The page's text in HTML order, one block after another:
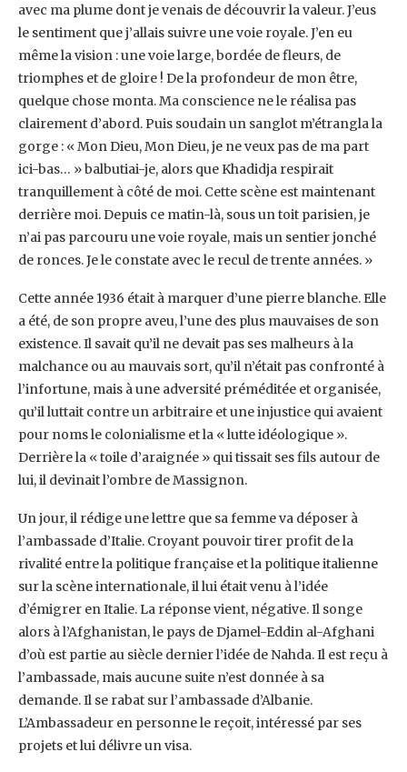
avec ma ‎plume dont je venais de découvrir la valeur. J’eus
le sentiment que j’allais suivre une voie ‎royale. J’en eu
même la vision : une voie large, bordée de fleurs, de
triomphes et de gloire ! ‎De la profondeur de mon être,
quelque chose monta. Ma conscience ne le réalisa pas
‎clairement d’abord. Puis soudain un sanglot m’étrangla la
gorge : « Mon Dieu, Mon Dieu, je ‎ne veux pas de ma part
ici-bas… » balbutiai-je, alors que Khadidja respirait
tranquillement à ‎côté de moi. Cette scène est maintenant
derrière moi. Depuis ce matin-là, sous un toit ‎parisien, je
n’ai pas parcouru une voie royale, mais un sentier jonché
de ronces. Je le ‎constate avec le recul de trente années. » ‎
Cette année 1936 était à marquer d’une pierre blanche. Elle
a été, de son propre aveu, l’une ‎des plus mauvaises de son
existence. Il savait qu’il ne devait pas ses malheurs à la
‎malchance ou au mauvais sort, qu’il n’était pas confronté à
l’infortune, mais à une adversité ‎préméditée et organisée,
qu’il luttait contre un arbitraire et une injustice qui avaient
pour ‎noms le colonialisme et la « lutte idéologique ».
Derrière la « toile d’araignée » qui tissait ‎ses fils autour de
lui, il devinait l’ombre de Massignon. ‎
Un jour, il rédige une lettre que sa femme va déposer à
l’ambassade d’Italie. Croyant ‎pouvoir tirer profit de la
rivalité entre la politique française et la politique italienne
sur la ‎scène internationale, il lui était venu à l’idée
d’émigrer en Italie. La réponse vient, négative. ‎Il songe
alors à l’Afghanistan, le pays de Djamel-Eddin al-Afghani
d’où est partie au siècle ‎dernier l’idée de Nahda. Il est reçu à
l’ambassade, mais aucune suite n’est donnée à sa
‎demande. Il se rabat sur l’ambassade d’Albanie.
L’Ambassadeur en personne le reçoit, ‎intéressé par ses
projets et lui délivre un visa. ‎